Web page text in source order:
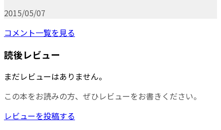
2015/05/07
コメント一覧を見る
読後レビュー
まだレビューはありません。
この本をお読みの方、ぜひレビューをお書きください。
レビューを投稿する